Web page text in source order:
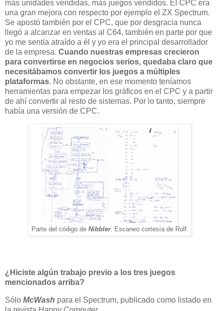
más unidades vendidas, más juegos vendidos. El CPC era
una gran mejora con respecto por ejemplo el ZX Spectrum.
Se apostó también por el CPC, que por desgracia nunca
llegó a alcanzar en ventas al C64, también en parte por que
yo me sentía atraído a él y yo era el principal desarrollador
de la empresa. Cuando nuestras empresas crecieron
para convertirse en negocios serios, quedaba claro que
necesitábamos convertir los juegos a múltiples
plataformas. No obstante, en ese momento teníamos
herramientas para empezar los gráficos en el CPC y a partir
de ahí convertir al resto de sistemas. Por lo tanto, siempre
había una versión de CPC.
Parte del código de Nibbler. Escaneo cortesía de Rolf.
¿Hiciste algún trabajo previo a los tres juegos
mencionados arriba?
Sólo McWash para el Spectrum, publicado como listado en